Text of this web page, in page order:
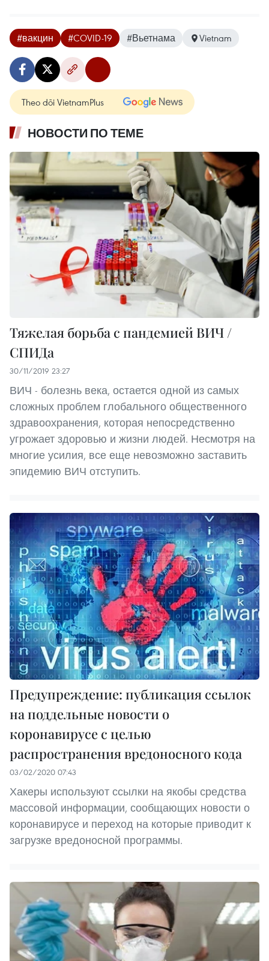
#вакцин #COVID-19 #Вьетнама Vietnam
Theo dõi VietnamPlus
НОВОСТИ ПО ТЕМЕ
Тяжелая борьба с пандемией ВИЧ /
СПИДа
30/11/2019 23:27
ВИЧ - болезнь века, остается одной из самых
сложных проблем глобального общественного
здравоохранения, которая непосредственно
угрожает здоровью и жизни людей. Несмотря на
многие усилия, все еще невозможно заставить
эпидемию ВИЧ отступить.
Предупреждение: публикация ссылок
на поддельные новости о
коронавирусе с целью
распространения вредоносного кода
03/02/2020 07:43
Хакеры используют ссылки на якобы средства
массовой информации, сообщающих новости о
коронавирусе и переход на которые приводит к
загрузке вредоносной программы.